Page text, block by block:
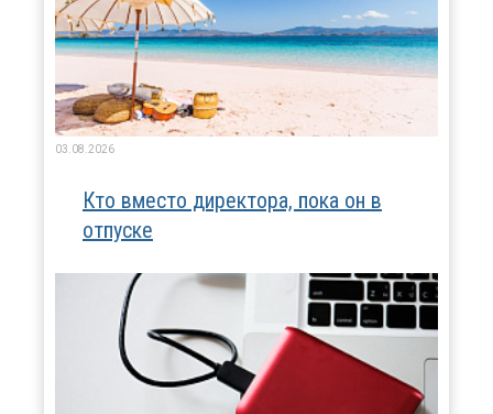
03.08.2026
Кто вместо директора, пока он в
отпуске